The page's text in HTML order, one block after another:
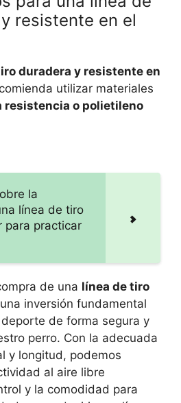
resistente en el
duradera y resistente en
utilizar materiales
resistencia o polietileno
la
línea de tiro
para practicar
de una línea de tiro
inversión fundamental
de forma segura y
perro. Con la adecuada
y longitud, podemos
al aire libre
y la comodidad para